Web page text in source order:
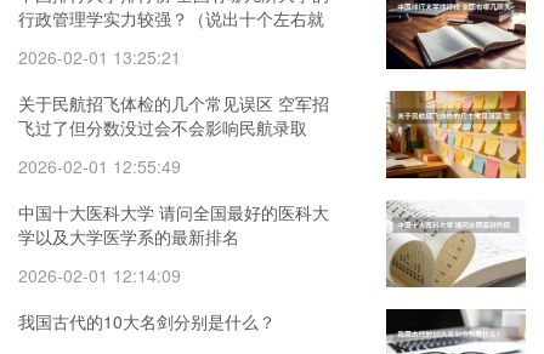
行政管理学实力较强？（说出十个左右就
2026-02-01 13:25:21
关于民航招飞体检的几个常见误区 空军招
飞过了但分数没过会不会影响民航录取
2026-02-01 12:55:49
中国十大医科大学 请问全国最好的医科大
学以及大学医学系的最新排名
2026-02-01 12:14:09
我国古代的10大名剑分别是什么？